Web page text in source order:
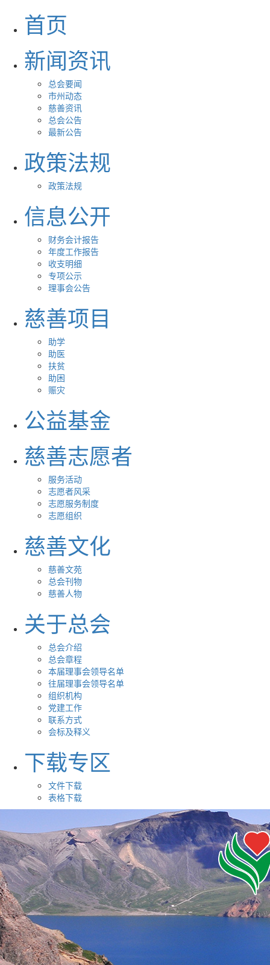
首页
新闻资讯
总会要闻
市州动态
慈善资讯
总会公告
最新公告
政策法规
政策法规
信息公开
财务会计报告
年度工作报告
收支明细
专项公示
理事会公告
慈善项目
助学
助医
扶贫
助困
赈灾
公益基金
慈善志愿者
服务活动
志愿者风采
志愿服务制度
志愿组织
慈善文化
慈善文苑
总会刊物
慈善人物
关于总会
总会介绍
总会章程
本届理事会领导名单
往届理事会领导名单
组织机构
党建工作
联系方式
会标及释义
下载专区
文件下载
表格下载